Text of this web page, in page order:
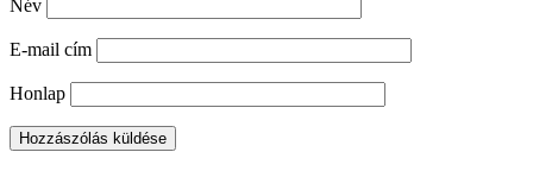
Név
E-mail cím
Honlap